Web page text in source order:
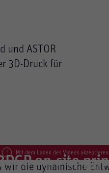
und ASTOR
3D-Druck für
Mit dem Laden des Videos
on-site
wir die dynamische
Website benötigt
ermöglichen.